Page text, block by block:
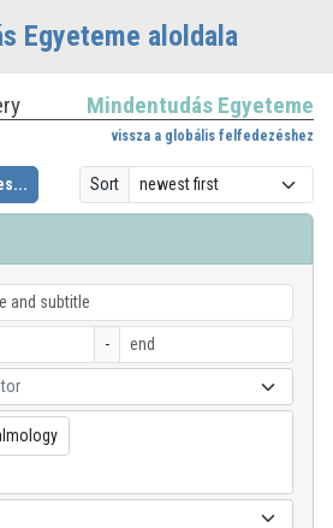
Egyeteme aloldala
Mindentudás Egyeteme
vissza a globális felfedezéshez
Sort
-